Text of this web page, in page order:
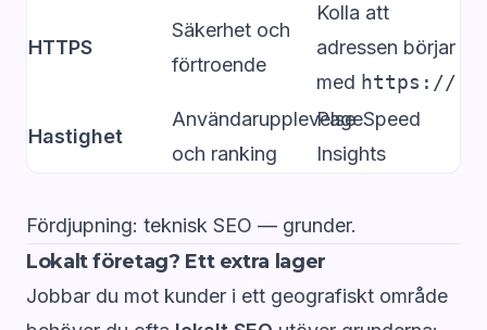
HTTPS
Säkerhet och
förtroende
Kolla att
adressen börjar
med https://
Hastighet
Användarupplevelse
och ranking
PageSpeed
Insights
Fördjupning: teknisk SEO — grunder.
Lokalt företag? Ett extra lager
Jobbar du mot kunder i ett geografiskt område